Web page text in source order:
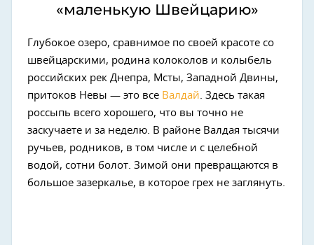
«маленькую Швейцарию»
Глубокое озеро, сравнимое по своей красоте со
швейцарскими, родина колоколов и колыбель
российских рек Днепра, Мсты, Западной Двины,
притоков Невы — это все Валдай. Здесь такая
россыпь всего хорошего, что вы точно не
заскучаете и за неделю. В районе Валдая тысячи
ручьев, родников, в том числе и с целебной
водой, сотни болот. Зимой они превращаются в
большое зазеркалье, в которое грех не заглянуть.